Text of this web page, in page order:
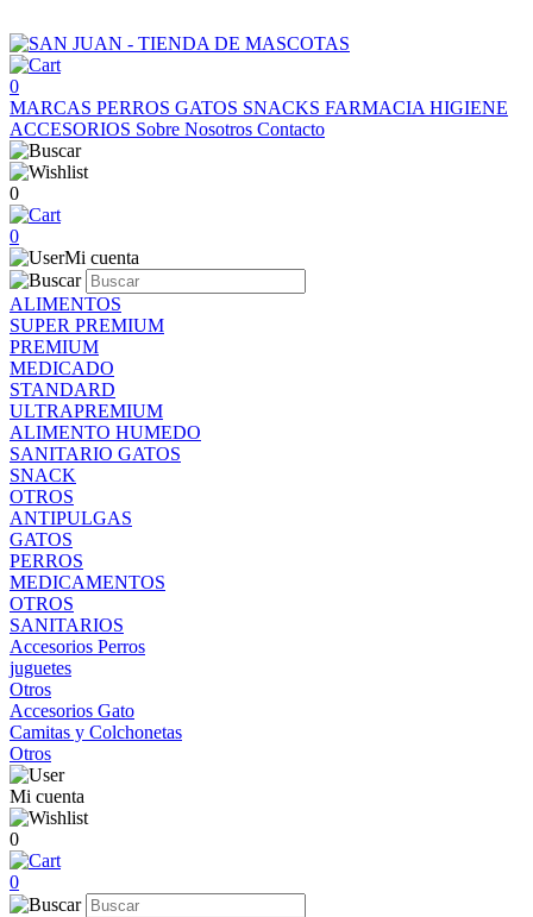
0
MARCAS PERROS GATOS SNACKS FARMACIA HIGIENE
ACCESORIOS Sobre Nosotros Contacto
0
0
Mi cuenta
ALIMENTOS
SUPER PREMIUM
PREMIUM
MEDICADO
STANDARD
ULTRAPREMIUM
ALIMENTO HUMEDO
SANITARIO GATOS
SNACK
OTROS
ANTIPULGAS
GATOS
PERROS
MEDICAMENTOS
OTROS
SANITARIOS
Accesorios Perros
juguetes
Otros
Accesorios Gato
Camitas y Colchonetas
Otros
Mi cuenta
0
0